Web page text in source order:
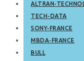
ALTRAN-
TECH-DATA
SONY-FRANCE
MBDA-FRANCE
BULL